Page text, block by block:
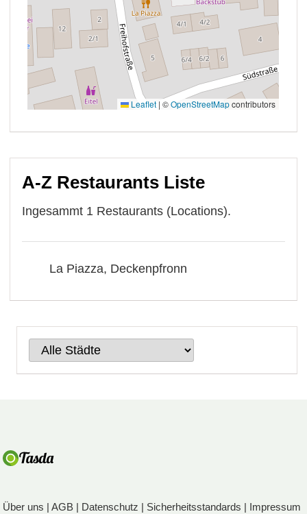
A-Z Restaurants Liste
Ingesammt 1 Restaurants (Locations).
La Piazza, Deckenpfronn
Über uns |AGB | Datenschutz | Sicherheitsstandards | Impressum